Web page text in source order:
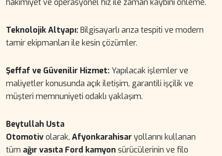
hakimiyet ve operasyonel hız ile zaman kaybını önleme.
Teknolojik Altyapı:Bilgisayarlı arıza tespiti ve modern
tamir ekipmanları ile kesin çözümler.
Şeffaf ve Güvenilir Hizmet: Yapılacak işlemler ve
maliyetler konusunda açık iletişim, garantili işçilik ve
müşteri memnuniyeti odaklı yaklaşım.
Beytullah Usta
Otomotivolarak, Afyonkarahisaryollarını kullanan
tüm ağır vasıta Ford kamyon sürücülerinin ve filo